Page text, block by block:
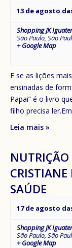
13 de agosto
Shopping JK
São Paulo, São
+ Google Map
E se as lições
ensinadas de
Papai” é o livro
filho precisa
Leia mais »
SAÚDE
17 de agosto
Shopping JK
São Paulo, São
+ Google Map